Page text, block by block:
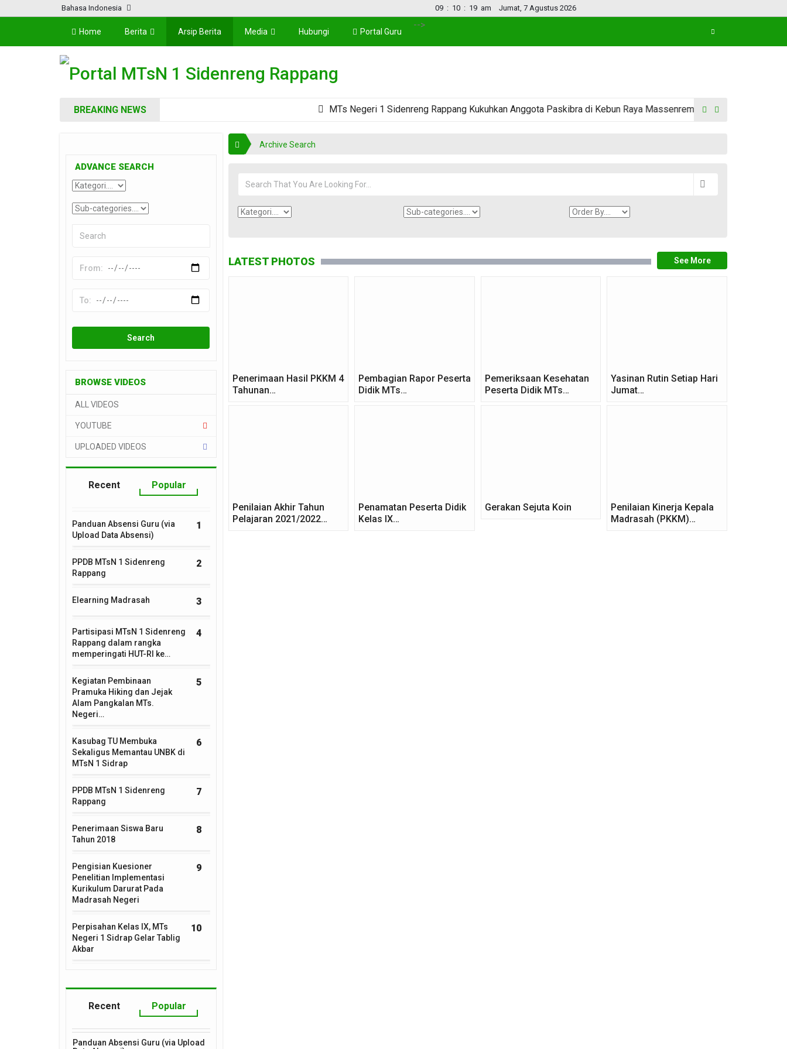
Bahasa Indonesia 09 : 10 : 19 am Jumat, 7 Agustus 2026
Home Berita Arsip Berita Media Hubungi
-->
Portal Guru
Portal MTsN 1 Sidenreng Rappang
BREAKING NEWS MTs Negeri 1 Sidenreng Rappang Kukuhkan Anggota Paskibra di Kebun Raya Massenrempulu
ADVANCE SEARCH
BROWSE VIDEOS
ALL VIDEOS
YOUTUBE
UPLOADED VIDEOS
Recent Popular
1
Panduan Absensi Guru (via
Upload Data Absensi)
2
PPDB MTsN 1 Sidenreng
Rappang
3
Elearning Madrasah
4
Partisipasi MTsN 1 Sidenreng
Rappang dalam rangka
memperingati HUT-RI ke…
5
Kegiatan Pembinaan
Pramuka Hiking dan Jejak
Alam Pangkalan MTs.
Negeri…
6
Kasubag TU Membuka
Sekaligus Memantau UNBK di
MTsN 1 Sidrap
7
PPDB MTsN 1 Sidenreng
Rappang
8
Penerimaan Siswa Baru
Tahun 2018
9
Pengisian Kuesioner
Penelitian Implementasi
Kurikulum Darurat Pada
Madrasah Negeri
10
Perpisahan Kelas IX, MTs
Negeri 1 Sidrap Gelar Tablig
Akbar
Recent Popular
Panduan Absensi Guru (via Upload
Archive Search
LATEST PHOTOS
Penerimaan Hasil PKKM 4
Tahunan…
Pembagian Rapor Peserta
Didik MTs…
Pemeriksaan Kesehatan
Peserta Didik MTs…
Yasinan Rutin Setiap Hari
Jumat…
Penilaian Akhir Tahun
Pelajaran 2021/2022…
Penamatan Peserta Didik
Kelas IX…
Gerakan Sejuta Koin
Penilaian Kinerja Kepala
Madrasah (PKKM)…